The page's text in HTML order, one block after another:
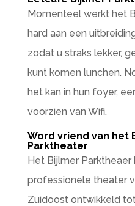
Momenteel werkt het
hard aan een
zodat u straks lekker,
kunt komen lunchen.
het kan in hun foyer,
voorzien van Wifi.
Word vriend van het
Parktheater
Het Bijlmer
professionele theater
Zuidoost ontwikkeld